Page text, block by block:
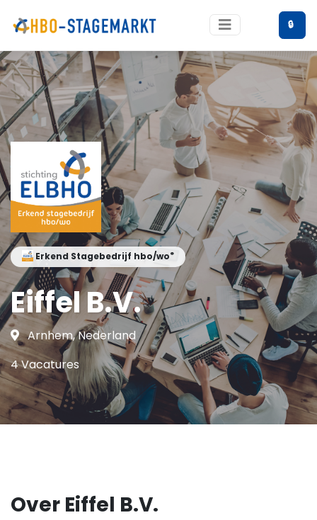
🔒
Erkend Stagebedrijf hbo/wo®
Eiffel B.V.
Arnhem, Nederland
4 Vacatures
Over Eiffel B.V.